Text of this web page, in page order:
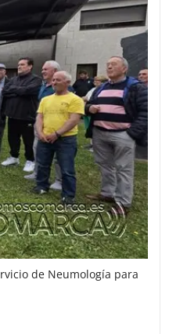
de Neumología para